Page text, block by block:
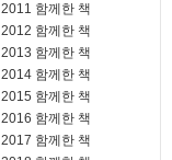
2011 함께한 책
2012 함께한 책
2013 함께한 책
2014 함께한 책
2015 함께한 책
2016 함께한 책
2017 함께한 책